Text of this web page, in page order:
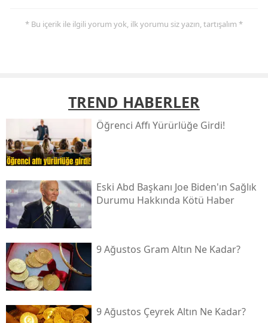
* Bu içerik ile ilgili yorum yok, ilk yorumu siz yazın, tartışalım *
TREND HABERLER
Öğrenci Affı Yürürlüğe Girdi!
Eski Abd Başkanı Joe Biden'ın Sağlık
Durumu Hakkında Kötü Haber
9 Ağustos Gram Altın Ne Kadar?
9 Ağustos Çeyrek Altın Ne Kadar?